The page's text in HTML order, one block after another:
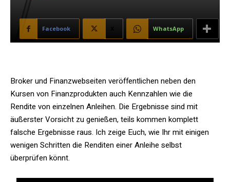
Facebook WhatsApp
Broker und Finanzwebseiten veröffentlichen neben den
Kursen von Finanzprodukten auch Kennzahlen wie die
Rendite von einzelnen Anleihen. Die Ergebnisse sind mit
äußerster Vorsicht zu genießen, teils kommen komplett
falsche Ergebnisse raus. Ich zeige Euch, wie Ihr mit einigen
wenigen Schritten die Renditen einer Anleihe selbst
überprüfen könnt.